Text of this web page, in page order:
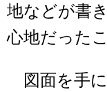
地などが書
心地だった
図面を手